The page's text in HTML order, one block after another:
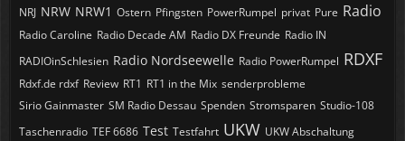
NRJ NRW NRW1 Ostern Pfingsten PowerRumpel privat Pure Radio
Radio Caroline Radio Decade AM Radio DX Freunde Radio IN
RADIOinSchlesien Radio Nordseewelle Radio PowerRumpel RDXF
Rdxf.de rdxf Review RT1 RT1 in the Mix senderprobleme
Sirio Gainmaster SM Radio Dessau Spenden Stromsparen Studio-108
Taschenradio TEF 6686 Test Testfahrt UKW UKW Abschaltung